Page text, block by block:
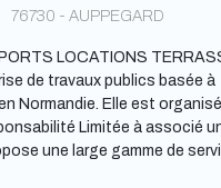
76730 - AUPPEGARD
LOCATIONS
de travaux publics basée à
Normandie. Elle est
Limitée à associé
une large gamme de